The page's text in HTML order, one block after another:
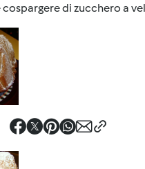
di zucchero a